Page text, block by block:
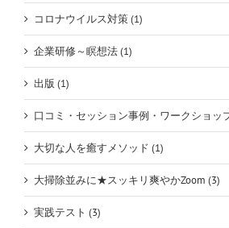
コロナウイルス対策 (1)
企業研修～瞑想法 (1)
出版 (1)
口コミ・セッション事例・ワークショッ
大切な人を癒すメソッド (1)
大掃除並みに★スッキリ爽やかZoom (3)
実践テスト (3)